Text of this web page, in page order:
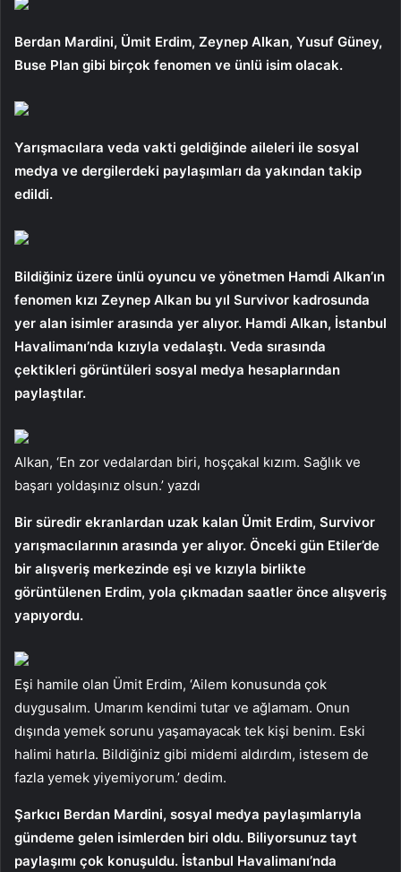
Berdan Mardini, Ümit Erdim, Zeynep Alkan, Yusuf Güney,
Buse Plan gibi birçok fenomen ve ünlü isim olacak.
Yarışmacılara veda vakti geldiğinde aileleri ile sosyal
medya ve dergilerdeki paylaşımları da yakından takip
edildi.
Bildiğiniz üzere ünlü oyuncu ve yönetmen Hamdi Alkan’ın
fenomen kızı Zeynep Alkan bu yıl Survivor kadrosunda
yer alan isimler arasında yer alıyor. Hamdi Alkan, İstanbul
Havalimanı’nda kızıyla vedalaştı. Veda sırasında
çektikleri görüntüleri sosyal medya hesaplarından
paylaştılar.
Alkan, ‘En zor vedalardan biri, hoşçakal kızım. Sağlık ve
başarı yoldaşınız olsun.’ yazdı
Bir süredir ekranlardan uzak kalan Ümit Erdim, Survivor
yarışmacılarının arasında yer alıyor. Önceki gün Etiler’de
bir alışveriş merkezinde eşi ve kızıyla birlikte
görüntülenen Erdim, yola çıkmadan saatler önce alışveriş
yapıyordu.
Eşi hamile olan Ümit Erdim, ‘Ailem konusunda çok
duygusalım. Umarım kendimi tutar ve ağlamam. Onun
dışında yemek sorunu yaşamayacak tek kişi benim. Eski
halimi hatırla. Bildiğiniz gibi midemi aldırdım, istesem de
fazla yemek yiyemiyorum.’ dedim.
Şarkıcı Berdan Mardini, sosyal medya paylaşımlarıyla
gündeme gelen isimlerden biri oldu. Biliyorsunuz tayt
paylaşımı çok konuşuldu. İstanbul Havalimanı’nda